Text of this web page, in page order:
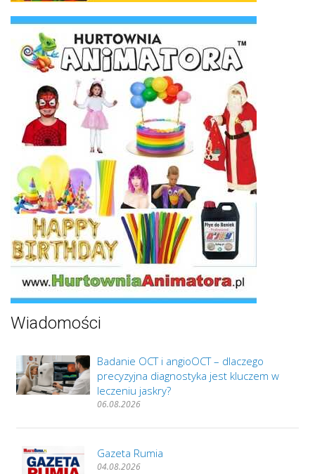
Wiadomości
Badanie OCT i angioOCT – dlaczego
precyzyjna diagnostyka jest kluczem w
leczeniu jaskry?
06.08.2026
Gazeta Rumia
04.08.2026